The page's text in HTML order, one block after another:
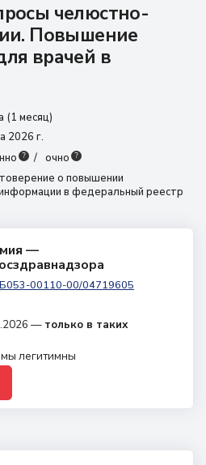
обучения
челюстно-
Повышение
врачей в
(1 месяц)
2026 г.
? очно ?
о повышении
в федеральный реестр
—
00110-00/04719605
— только в таких
легитимны